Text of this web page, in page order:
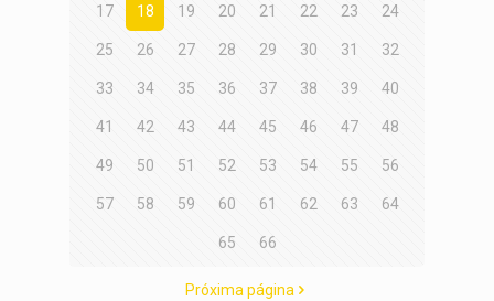
17 18 19 20 21 22 23 24
25 26 27 28 29 30 31 32
33 34 35 36 37 38 39 40
41 42 43 44 45 46 47 48
49 50 51 52 53 54 55 56
57 58 59 60 61 62 63 64
65 66
Próxima página